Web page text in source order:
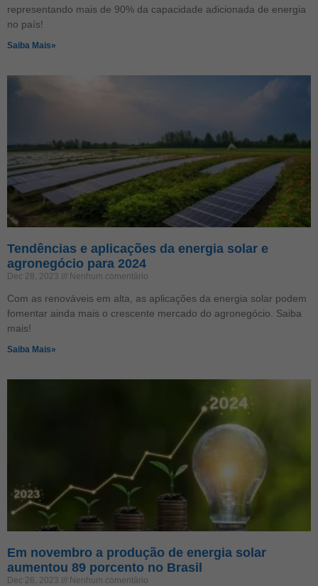
representando mais de 90% da capacidade adicionada de energia
no país!
Saiba Mais»
Tendências e aplicações da energia solar e
agronegócio para 2024
Dec 28, 2023 Nenhum comentário
Com as renováveis em alta, as aplicações da energia solar podem
fomentar ainda mais o crescente mercado do agronegócio. Saiba
mais!
Saiba Mais»
Em novembro a produção de energia solar
aumentou 89 porcento no Brasil
Dec 26, 2023 Nenhum comentário